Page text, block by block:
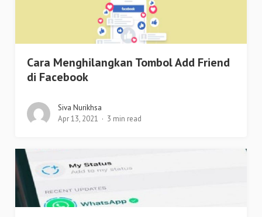
Cara Menghilangkan Tombol Add Friend
di Facebook
Siva Nurikhsa
Apr 13, 2021
3 min read